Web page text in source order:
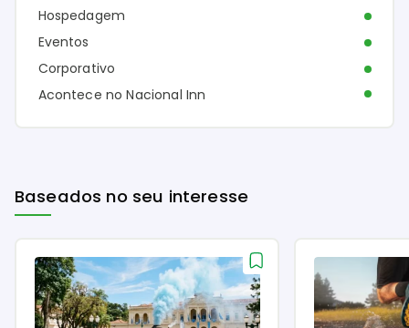
Hospedagem
Eventos
Corporativo
Acontece no Nacional Inn
Baseados no seu interesse